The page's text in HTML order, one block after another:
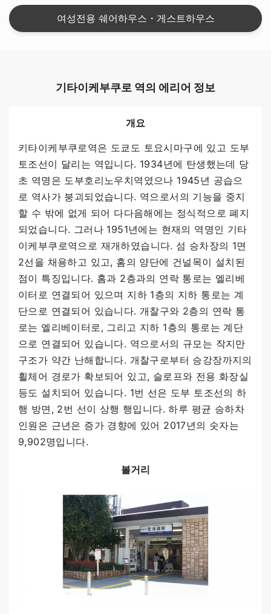
여성전용 쉐어하우스・게스트하우스
기타이케부쿠로 역의 에리어 정보
개요
키타이케부쿠로역은 도쿄도 토요시마구에 있고 도부
토조선이 달리는 역입니다. 1934년에 탄생했는데 당
초 역명은 도부호리노우치역였으나 1945년 공습으
로 역사가 붕괴되었습니다. 역으로서의 기능을 중지
할 수 밖에 없게 되어 다다음해에는 정식적으로 폐지
되었습니다. 그러나 1951년에는 현재의 역명인 기타
이케부쿠로역으로 재개하였습니다. 섬 승차장의 1면
2선을 채용하고 있고, 홈의 양단에 건널목이 설치된
점이 특징입니다. 홈과 2층과의 연락 통로는 엘리베
이터로 연결되어 있으며 지하 1층의 지하 통로는 계
단으로 연결되어 있습니다. 개찰구와 2층의 연락 통
로는 엘리베이터로, 그리고 지하 1층의 통로는 계단
으로 연결되어 있습니다. 역으로서의 규모는 작지만
구조가 약간 난해합니다. 개찰구로부터 승강장까지의
휠체어 경로가 확보되어 있고, 슬로프와 전용 화장실
등도 설치되어 있습니다. 1번 선은 도부 토조선의 하
행 방면, 2번 선이 상행 행입니다. 하루 평균 승하차
인원은 근년은 증가 경향에 있어 2017년의 숫자는
9,902명입니다.
볼거리